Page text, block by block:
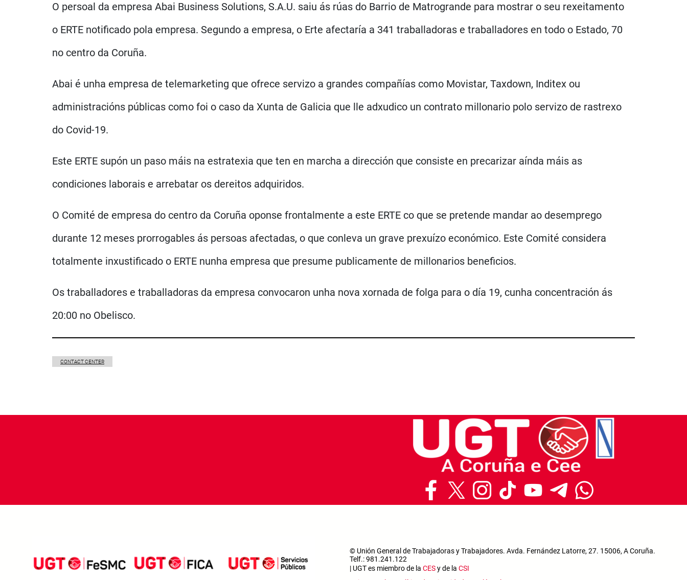
O persoal da empresa Abai Business Solutions, S.A.U. saiu ás rúas do Barrio de Matrogrande para mostrar o seu rexeitamento
o ERTE notificado pola empresa. Segundo a empresa, o Erte afectaría a 341 traballadoras e traballadores en todo o Estado, 70
no centro da Coruña.
Abai é unha empresa de telemarketing que ofrece servizo a grandes compañías como Movistar, Taxdown, Inditex ou
administracións públicas como foi o caso da Xunta de Galicia que lle adxudico un contrato millonario polo servizo de rastrexo
do Covid-19.
Este ERTE supón un paso máis na estratexia que ten en marcha a dirección que consiste en precarizar aínda máis as
condiciones laborais e arrebatar os dereitos adquiridos.
O Comité de empresa do centro da Coruña oponse frontalmente a este ERTE co que se pretende mandar ao desemprego
durante 12 meses prorrogables ás persoas afectadas, o que conleva un grave prexuízo económico. Este Comité considera
totalmente inxustificado o ERTE nunha empresa que presume publicamente de millonarios beneficios.
Os traballadores e traballadoras da empresa convocaron unha nova xornada de folga para o día 19, cunha concentración ás
20:00 no Obelisco.
CONTACT CENTER
© Unión General de Trabajadoras y Trabajadores. Avda. Fernández Latorre, 27. 15006, A Coruña.
Telf.: 981.241.122
| UGT es miembro de la CESy de la CSI